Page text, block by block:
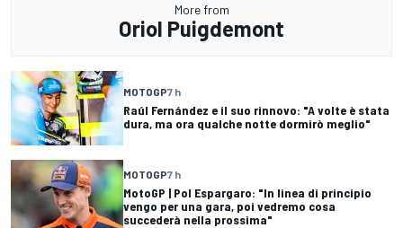
More from
Oriol Puigdemont
MOTOGP7 h
Raúl Fernández e il suo rinnovo: "A volte è stata
dura, ma ora qualche notte dormirò meglio"
MOTOGP7 h
MotoGP | Pol Espargaro: "In linea di principio
vengo per una gara, poi vedremo cosa
succederà nella prossima"